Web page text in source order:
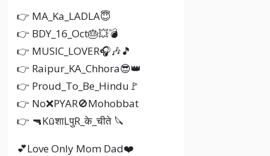
👉 MA_Ka_LADLA😇
👉 BDY_16_Oct🎂💥💣
👉 MUSIC_LOVER🎧🎶🎵
👉 Raipur_KA_Chhora😎👑
👉 Proud_To_Be_Hindu🚩
👉 No❌PYAR🚫Mohobbat
👉 🔫KūशाLपुR_के_चीते 🔪
💕Love Only Mom Dad❤️